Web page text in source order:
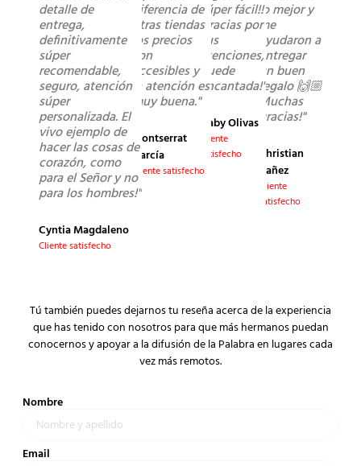
detalle de
entrega,
definitivamente
súper
recomendable,
seguro, atención
súper
personalizada. El
vivo ejemplo de
hacer las cosas de
corazón, como
para el Señor y no
para los hombres!"
Cyntia Magdaleno
Cliente satisfecho
diferencia de
otras tiendas
los precios
son
accesibles y
la atención es
muy buena."
Montserrat
García
Cliente satisfecho
súper fácil!!
Gracias por
sus
atenciones,
quede
encantada!"
Gaby Olivas
Cliente
satisfecho
lo mejor y
me
ayudaron a
entregar
un buen
regalo 🙌🏼
Muchas
gracias!"
Christian
Yañez
Cliente
satisfecho
Tú también puedes dejarnos tu reseña acerca de la experiencia
que has tenido con nosotros para que más hermanos puedan
conocernos y apoyar a la difusión de la Palabra en lugares cada
vez más remotos.
Nombre
Email